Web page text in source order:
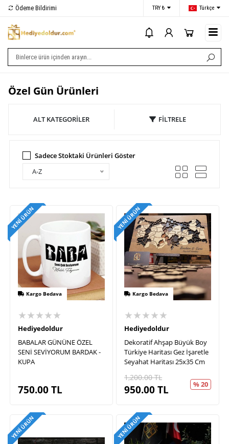
Ödeme Bildirimi TRY ₺ Türkçe
Özel Gün Ürünleri
ALT KATEGORİLER FİLTRELE
Sadece Stoktaki Ürünleri Göster
A-Z
YENI ÜRÜN
Kargo Bedava
★★★★★
Hediyedoldur
BABALAR GÜNÜNE ÖZEL
SENİ SEVİYORUM BARDAK -
KUPA
750.00TL
YENI ÜRÜN
Kargo Bedava
★★★★★
Hediyedoldur
Dekoratif Ahşap Büyük Boy
Türkiye Haritası Gez İşaretle
Seyahat Haritası 25x35 Cm
1,200.00TL
950.00TL % 20
YENI ÜRÜN YENI ÜRÜN